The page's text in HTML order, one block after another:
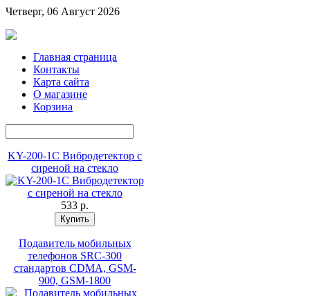
Четверг, 06 Август 2026
Главная страница
Контакты
Карта сайта
О магазине
Корзина
KY-200-1C Вибродетектор с
сиреной на стекло
533 p.
Подавитель мобильных
телефонов SRC-300
стандартов CDMA, GSM-
900, GSM-1800